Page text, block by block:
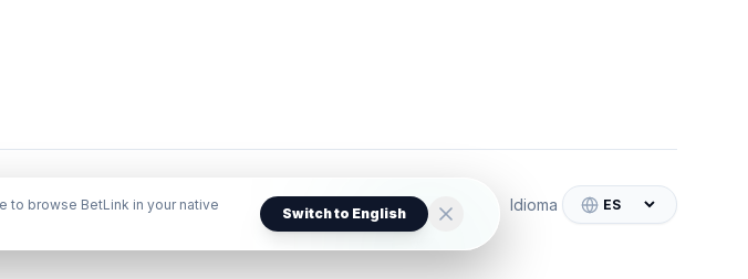
Idioma
to browse BetLink in your native
Switch to English